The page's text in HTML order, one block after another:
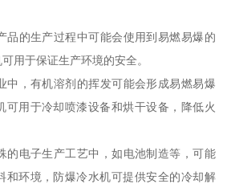
品的生产过程中可能会使用到易燃易爆的
用于保证生产环境的安全。
中，有机溶剂的挥发可能会形成易燃易爆
可用于冷却喷漆设备和烘干设备，降低火
的电子生产工艺中，如电池制造等，可能
和环境，防爆冷水机可提供安全的冷却解